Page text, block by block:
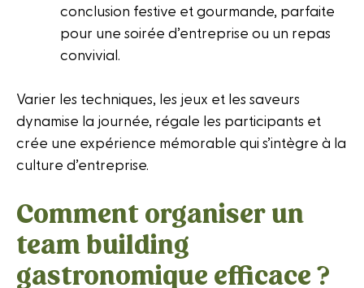
conclusion festive et gourmande, parfaite
pour une soirée d’entreprise ou un repas
convivial.
Varier les techniques, les jeux et les saveurs
dynamise la journée, régale les participants et
crée une expérience mémorable qui s’intègre à la
culture d’entreprise.
Comment organiser un
team building
gastronomique efficace ?